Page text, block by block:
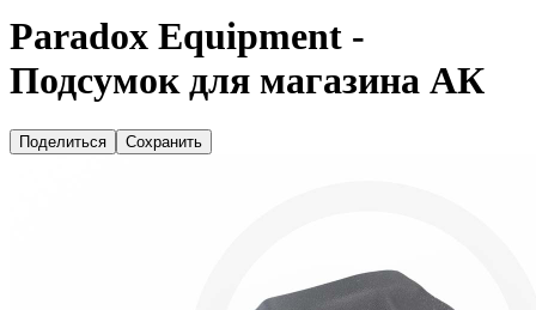
Paradox Equipment -
Подсумок для магазина АК
Поделиться Сохранить